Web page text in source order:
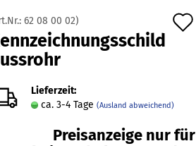
62 08 00 02)
Lieferzeit:
ca. 3-4 Tage (Ausland abweichend)
Preisanzeige nur für